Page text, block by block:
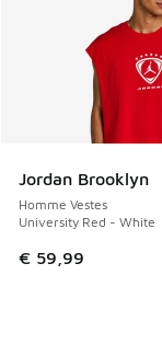
Jordan Brooklyn
Homme Vestes
University Red - White
€ 59,99